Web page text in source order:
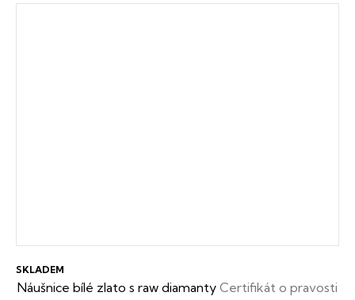
Náušnice bílé zlato s raw diamanty Certifikát o pravosti
SKLADEM